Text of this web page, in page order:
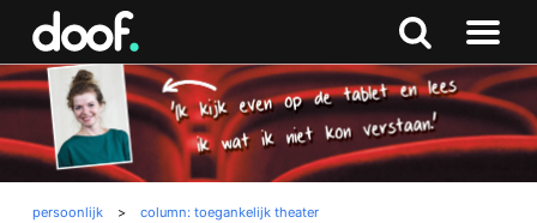
Zoeken
Naar
menu
persoonlijk > column: toegankelijk theater
Doof.nl
Zoeken
naar
boven